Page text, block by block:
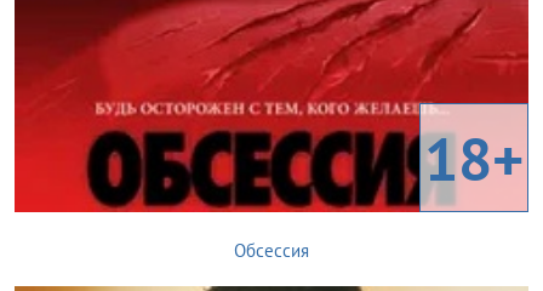
18+
Обсессия